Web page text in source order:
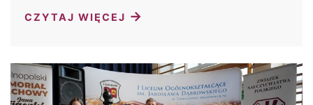
CZYTAJ WIĘCEJ →